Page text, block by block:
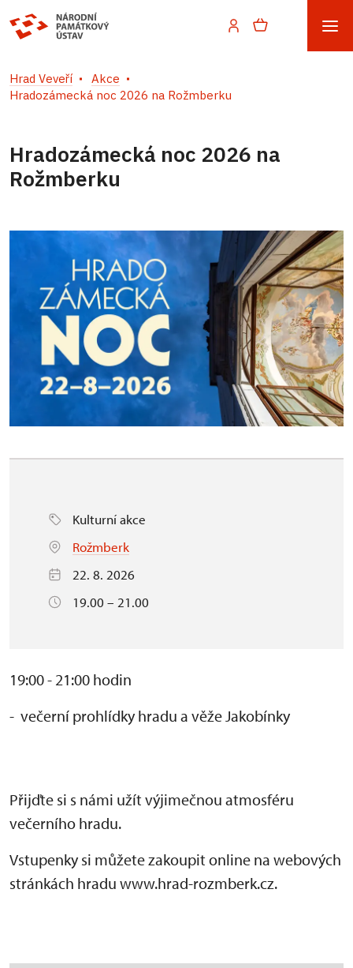
Hrad Veveří
Akce
Hradozámecká noc 2026 na Rožmberku
Hradozámecká noc 2026 na
Rožmberku
Kulturní akce
Rožmberk
22. 8. 2026
19.00 – 21.00
19:00 - 21:00 hodin
- večerní prohlídky hradu a věže Jakobínky
Přijďte si s námi užít výjimečnou atmosféru
večerního hradu.
Vstupenky si můžete zakoupit online na webových
stránkách hradu www.hrad-rozmberk.cz.